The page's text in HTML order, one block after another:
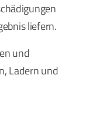
liefern.
und
Ladern und